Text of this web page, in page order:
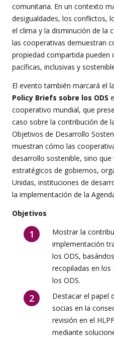
comunitaria. En un contexto
desigualdades, los conflictos,
el clima y la disminución de la
las cooperativas demuestran
propiedad compartida pueden
pacíficas, inclusivas y
El evento también marcará el
Policy Briefs sobre los ODS
cooperativo mundial, que
caso sobre la contribución de
Objetivos de Desarrollo
muestran cómo las
desarrollo sostenible, sino
estratégicos de gobiernos,
Unidas, instituciones de
la implementación de la
Objetivos
Mostrar la
implementación
los ODS,
recopiladas en
los ODS.
Destacar el papel
socias en la
revisión en el
mediante